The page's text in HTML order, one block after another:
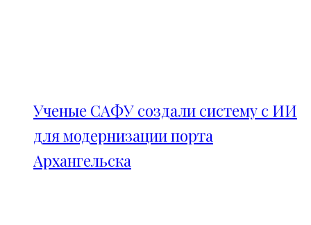
Ученые САФУ создали систему с ИИ
для модернизации порта
Архангельска